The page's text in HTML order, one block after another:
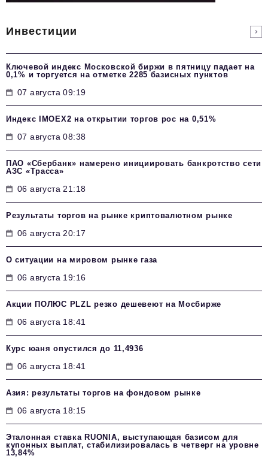
Инвестиции
Ключевой индекс Московской биржи в пятницу падает на
0,1% и торгуется на отметке 2285 базисных пунктов
07 августа 09:19
Индекс IMOEX2 на открытии торгов рос на 0,51%
07 августа 08:38
ПАО «Сбербанк» намерено инициировать банкротство сети
АЗС «Трасса»
06 августа 21:18
Результаты торгов на рынке криптовалютном рынке
06 августа 20:17
О ситуации на мировом рынке газа
06 августа 19:16
Акции ПОЛЮС PLZL резко дешевеют на Мосбирже
06 августа 18:41
Курс юаня опустился до 11,4936
06 августа 18:41
Азия: результаты торгов на фондовом рынке
06 августа 18:15
Эталонная ставка RUONIA, выступающая базисом для
купонных выплат, стабилизировалась в четверг на уровне
13,84%